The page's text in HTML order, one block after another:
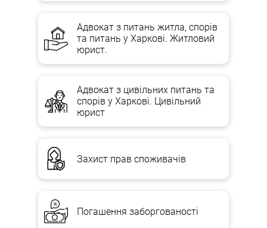
Адвокат з питань житла, спорів
та питань у Харкові. Житловий
юрист.
Адвокат з цивільних питань та
спорів у Харкові. Цивільний
юрист
Захист прав споживачів
Погашення заборгованості